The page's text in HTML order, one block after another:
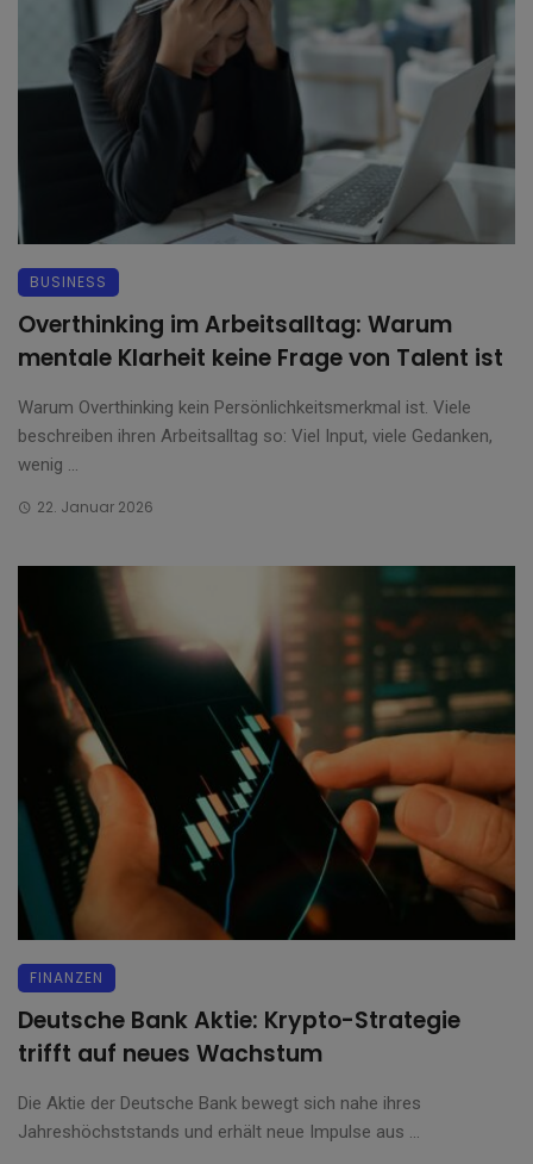
BUSINESS
Overthinking im Arbeitsalltag: Warum
mentale Klarheit keine Frage von Talent ist
Warum Overthinking kein Persönlichkeitsmerkmal ist. Viele
beschreiben ihren Arbeitsalltag so: Viel Input, viele Gedanken,
wenig ...
22. Januar 2026
FINANZEN
Deutsche Bank Aktie: Krypto-Strategie
trifft auf neues Wachstum
Die Aktie der Deutsche Bank bewegt sich nahe ihres
Jahreshöchststands und erhält neue Impulse aus ...